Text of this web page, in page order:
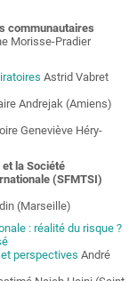
communautaires
Morisse-Pradier
Astrid Vabret
Andrejak (Amiens)
Geneviève Héry-
la Société
(SFMTSI)
(Marseille)
: réalité du risque ?
perspectives André